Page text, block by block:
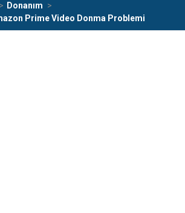
Donanım
Prime Video Donma Problemi